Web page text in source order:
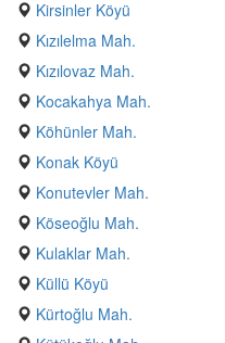
Kirsinler Köyü
Kızılelma Mah.
Kızılovaz Mah.
Kocakahya Mah.
Köhünler Mah.
Konak Köyü
Konutevler Mah.
Köseoğlu Mah.
Kulaklar Mah.
Küllü Köyü
Kürtoğlu Mah.